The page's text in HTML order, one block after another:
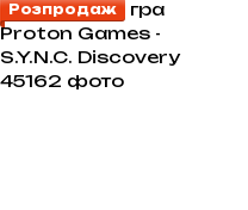
Розпродаж